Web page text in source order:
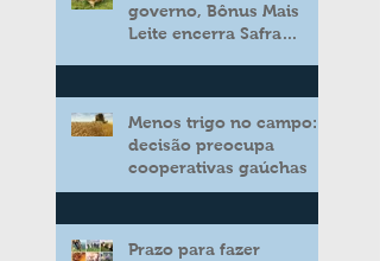
governo, Bônus Mais
Leite encerra Safra
aos produtores de leite
Menos trigo no campo:
decisão preocupa
cooperativas gaúchas
Prazo para fazer